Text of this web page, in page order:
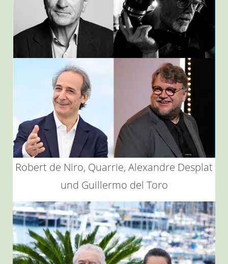
Robert de Niro, Quarrie, Alexandre Desplat
und Guillermo del Toro